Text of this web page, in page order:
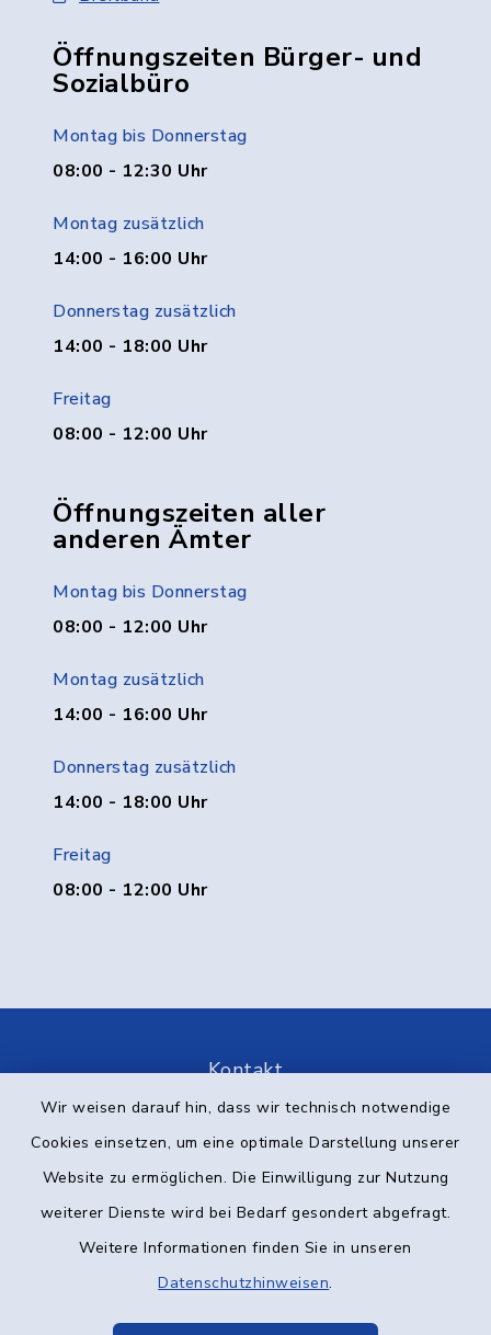
Wir weisen darauf hin, dass wir technisch notwendige
Cookies einsetzen, um eine optimale Darstellung unserer
Website zu ermöglichen. Die Einwilligung zur Nutzung
weiterer Dienste wird bei Bedarf gesondert abgefragt.
Weitere Informationen finden Sie in unseren
Datenschutzhinweisen.
Öffnungszeiten Bürger- und
Sozialbüro
Montag bis Donnerstag
08:00 - 12:30 Uhr
Montag zusätzlich
14:00 - 16:00 Uhr
Donnerstag zusätzlich
14:00 - 18:00 Uhr
Freitag
08:00 - 12:00 Uhr
Öffnungszeiten aller
anderen Ämter
Montag bis Donnerstag
08:00 - 12:00 Uhr
Montag zusätzlich
14:00 - 16:00 Uhr
Donnerstag zusätzlich
14:00 - 18:00 Uhr
Freitag
08:00 - 12:00 Uhr
Kontakt
Datenschutz
Impressum
Elektronische Kommunikation